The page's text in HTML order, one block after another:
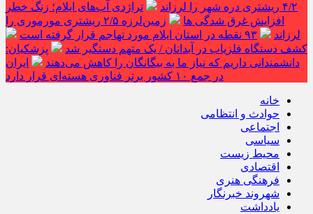
۴/۲ ریشتری دره شهر را لرزاند
تراژدی آب‌های ایلام؛ زنگ خطر
افزایش غرق شدگی ها
زمین‌لرزه ۲/۵ ریشتری مورموری را
لرزاند
۹۳ نقطه در استان ایلام مورد تهاجم قرار گرفته است
کشف دستگاه فلزیاب در آبدانان / یک متهم دستگیر شد
پزشکیان:
دانشمندانی داریم که نیاز ما به بیگانگان را کاهش می‌دهند
ایران
در جمع ۱۰ کشور برتر فناوری هسته‌ای قرار دارد
خانه
حوادث و انتظامی
اجتماعی
سیاسی
محیط زیست
اقتصادی
فرهنگی هنری
شهروند خبرنگار
یادداشت